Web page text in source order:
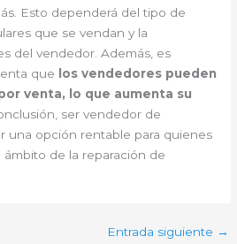
Esto dependerá del tipo de
que se vendan y la
del vendedor. Además, es
que
los vendedores pueden
venta, lo que aumenta su
ser vendedor de
una opción rentable para quienes
de la reparación de
Entrada siguiente →